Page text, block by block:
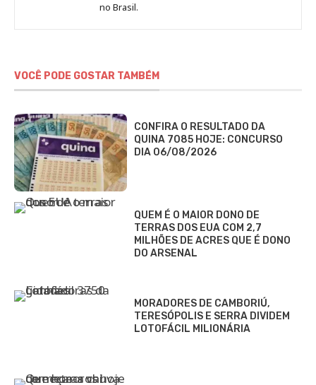
DCI
no Brasil.
VOCÊ PODE GOSTAR TAMBÉM
CONFIRA O RESULTADO DA
QUINA 7085 HOJE: CONCURSO
DIA 06/08/2026
QUEM É O MAIOR DONO DE
TERRAS DOS EUA COM 2,7
MILHÕES DE ACRES QUE É DONO
DO ARSENAL
MORADORES DE CAMBORIÚ,
TERESÓPOLIS E SERRA DIVIDEM
LOTOFÁCIL MILIONÁRIA